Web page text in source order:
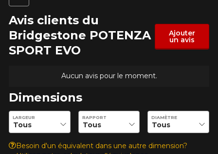
Avis clients du
Bridgestone POTENZA
SPORT EVO
Ajouter
un avis
Aucun avis pour le moment.
Dimensions
Entrez les dimensions souhaitées pour vérifier la disponibilité
LARGEUR RAPPORT DIAMÈTRE
Besoin d'un équivalent dans une autre dimension?
AJOUTER UN AVIS
Votre avis concernant le
POTENZA SPORT EVO
Nom